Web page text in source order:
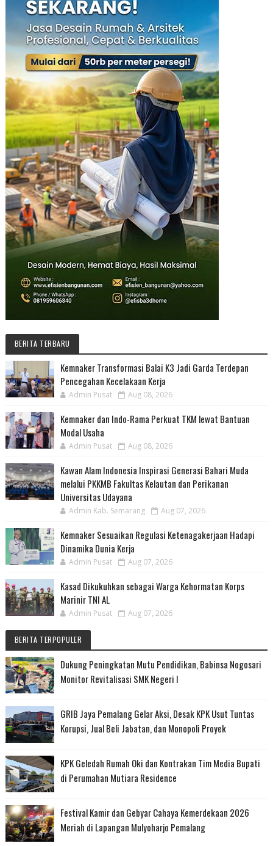
BERITA TERBARU
Kemnaker Transformasi Balai K3 Jadi Garda Terdepan
Pencegahan Kecelakaan Kerja
Admin Pusat Aug 08, 2026
Kemnaker dan Indo-Rama Perkuat TKM lewat Bantuan
Modal Usaha
Admin Pusat Aug 08, 2026
Kawan Alam Indonesia Inspirasi Generasi Bahari Muda
melalui PKKMB Fakultas Kelautan dan Perikanan
Universitas Udayana
Admin Kab. Semarang Aug 07, 2026
Kemnaker Sesuaikan Regulasi Ketenagakerjaan Hadapi
Dinamika Dunia Kerja
Admin Pusat Aug 07, 2026
Kasad Dikukuhkan sebagai Warga Kehormatan Korps
Marinir TNI AL
Admin Pusat Aug 07, 2026
BERITA TERPOPULER
Dukung Peningkatan Mutu Pendidikan, Babinsa Nogosari
Monitor Revitalisasi SMK Negeri I
GRIB Jaya Pemalang Gelar Aksi, Desak KPK Usut Tuntas
Korupsi, Jual Beli Jabatan, dan Monopoli Proyek
KPK Geledah Rumah Oki dan Kontrakan Tim Media Bupati
di Perumahan Mutiara Residence
Festival Kamir dan Gebyar Cahaya Kemerdekaan 2026
Meriah di Lapangan Mulyoharjo Pemalang